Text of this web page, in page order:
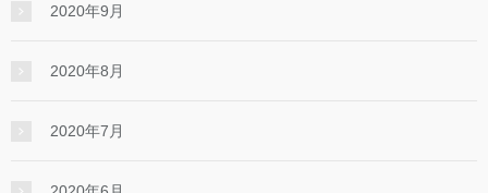
2020年9月
2020年8月
2020年7月